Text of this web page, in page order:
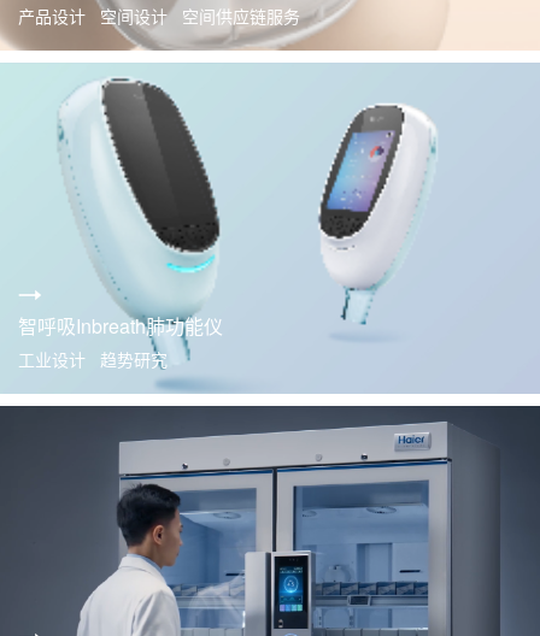
产品设计 空间设计 空间供应链服务
智呼吸Inbreath肺功能仪
工业设计 趋势研究